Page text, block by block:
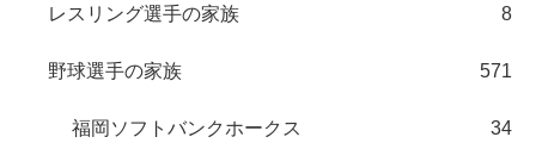
レスリング選手の家族 8
野球選手の家族 571
福岡ソフトバンクホークス 34